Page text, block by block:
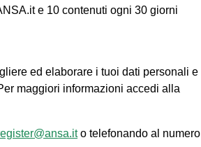
e 10 contenuti ogni 30 giorni
ed elaborare i tuoi dati personali e
maggiori informazioni accedi alla
o telefonando al numero